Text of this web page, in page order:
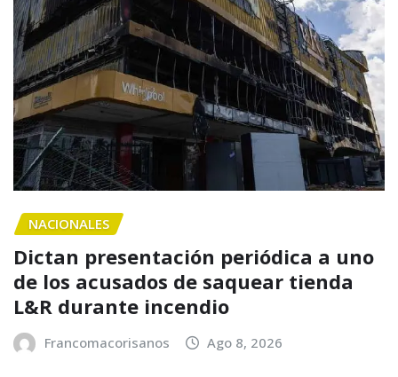
NACIONALES
Dictan presentación periódica a uno
de los acusados de saquear tienda
L&R durante incendio
Francomacorisanos Ago 8, 2026